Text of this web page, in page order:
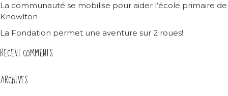
La communauté se mobilise pour aider l’école primaire de
Knowlton
La Fondation permet une aventure sur 2 roues!
RECENT COMMENTS
ARCHIVES